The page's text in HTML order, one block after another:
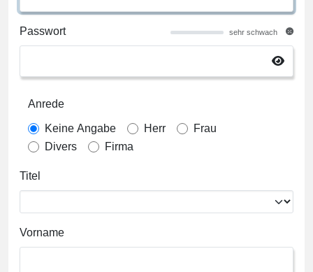
Passwort sehr schwach
Anrede
Keine Angabe Herr
Frau
Divers
Firma
Titel
Vorname